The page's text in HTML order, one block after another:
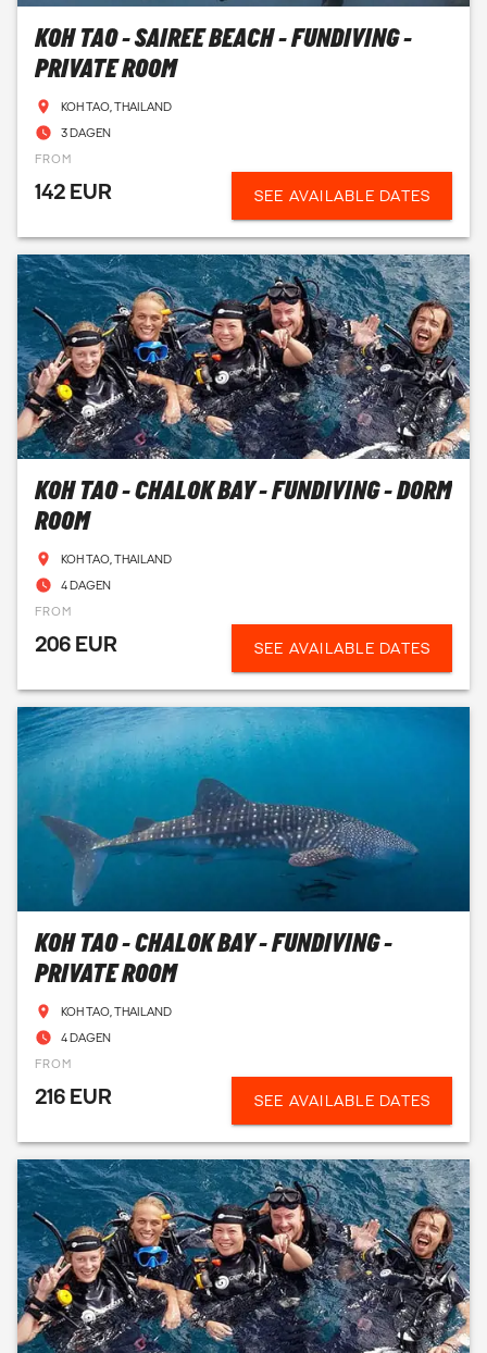
KOH TAO - SAIREE BEACH - FUNDIVING -
PRIVATE ROOM
KOH TAO, THAILAND
3 DAGEN
FROM
142 EUR SEE AVAILABLE DATES
KOH TAO - CHALOK BAY - FUNDIVING - DORM
ROOM
KOH TAO, THAILAND
4 DAGEN
FROM
206 EUR SEE AVAILABLE DATES
KOH TAO - CHALOK BAY - FUNDIVING -
PRIVATE ROOM
KOH TAO, THAILAND
4 DAGEN
FROM
216 EUR SEE AVAILABLE DATES